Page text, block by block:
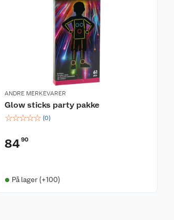
ANDRE MERKEVARER
Glow sticks party pakke
☆☆☆☆☆ (0)
8490
På lager (+100)